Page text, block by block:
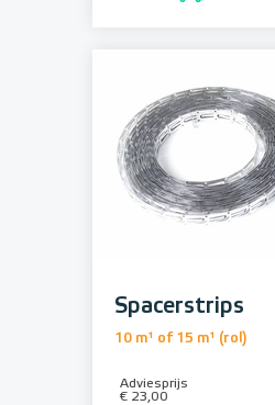
Spacerstrips
10 m¹ of 15 m¹ (rol)
Adviesprijs
€ 23,00